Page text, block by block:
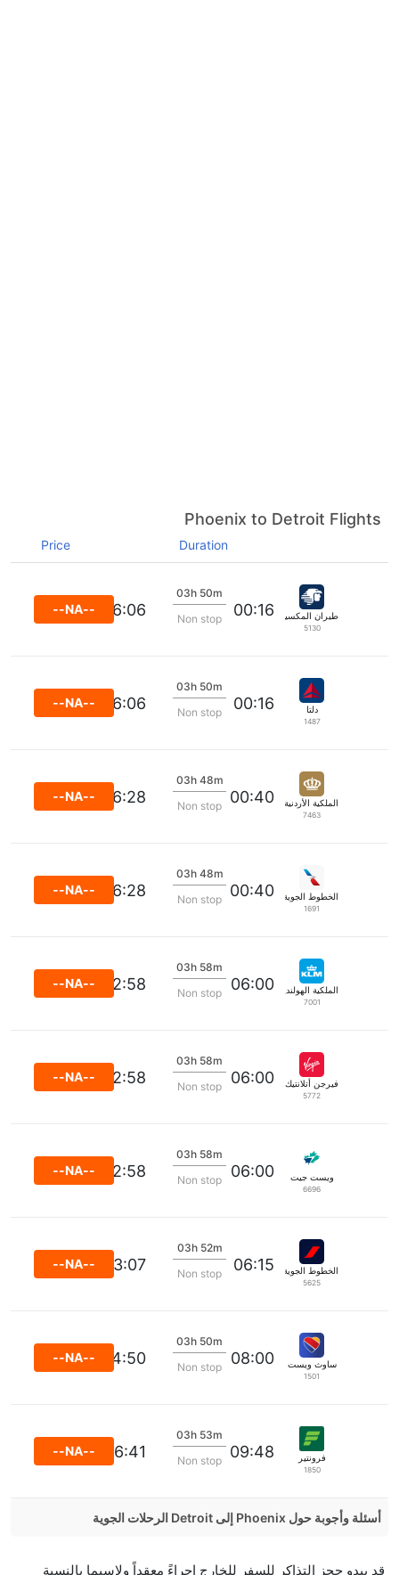
Phoenix to Detroit Flights
Duration
Price
طيران المكسيك
5130
00:16
03h 50m
Non stop
06:06
--NA--
دلتا
1487
00:16
03h 50m
Non stop
06:06
--NA--
الملكية الأردنية
7463
00:40
03h 48m
Non stop
06:28
--NA--
الخطوط الجوية الأمريكية
1691
00:40
03h 48m
Non stop
06:28
--NA--
الملكية الهولندية كي إل إم
7001
06:00
03h 58m
Non stop
12:58
--NA--
فيرجن أتلانتيك
5772
06:00
03h 58m
Non stop
12:58
--NA--
ويست جيت
6696
06:00
03h 58m
Non stop
12:58
--NA--
الخطوط الجوية الفرنسية
5625
06:15
03h 52m
Non stop
13:07
--NA--
ساوث ويست
1501
08:00
03h 50m
Non stop
14:50
--NA--
فرونتير
1850
09:48
03h 53m
Non stop
16:41
--NA--
أسئلة وأجوبة حول Phoenix إلى Detroit الرحلات الجوية
قد يبدو حجز التذاكر للسفر للخارج إجراءً معقداً ولاسيما بالنسبة